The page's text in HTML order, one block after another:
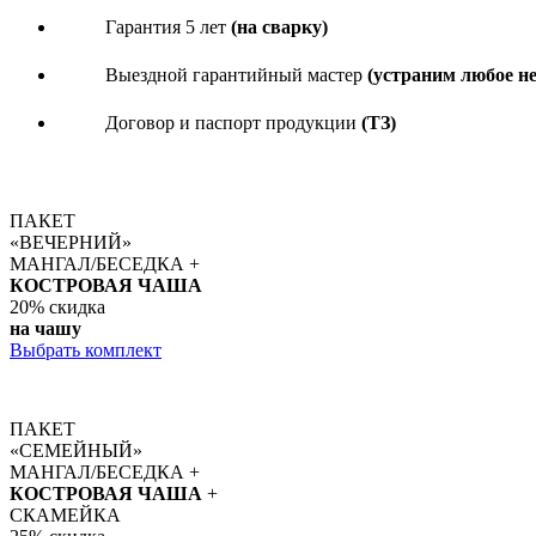
Гарантия 5 лет (на сварку)
Выездной гарантийный мастер (устраним любое
Договор и паспорт продукции (ТЗ)
ПАКЕТ
«ВЕЧЕРНИЙ»
МАНГАЛ/БЕСЕДКА +
КОСТРОВАЯ ЧАША
20% скидка
на чашу
Выбрать комплект
ПАКЕТ
«СЕМЕЙНЫЙ»
МАНГАЛ/БЕСЕДКА +
КОСТРОВАЯ ЧАША +
СКАМЕЙКА